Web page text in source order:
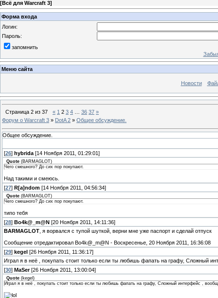
[Всё для Warcraft 3]
Форма входа
Логин:
Пароль:
запомнить
Меню сайта
Новости
Страница 2 из 37 « 1 2 3 4 36 37 »
Форум о Warcraft 3 » DotA 2 » Общее обсуждение.
Общее обсуждение.
[26] hybrida [14 Ноября 2011, 01:29:01]
Quote (BARMAGLOT)
Чего смешного? До сих пор покупают.
Над такими и смеюсь.
[27] R[a]ndom [14 Ноября 2011, 04:56:34]
Quote (BARMAGLOT)
Чего смешного? До сих пор покупают.
типо тебя
[28] Bo4k@_m@N [20 Ноября 2011, 14:11:36]
BARMAGLOT , я ворвался с тупой шуткой, верни мне уже паспорт и сделай отпуск
Сообщение отредактировал Bo4k@_m@N - Воскресенье, 20 Ноября 2011, 16:36:08
[29] kegel [26 Ноября 2011, 11:36:17]
Играл я в неё , покупать стоит только если ты любишь фапать на графу, Сложный
[30] MaSer[26 Ноября 2011, 13:00:04]
Quote (kegel )
Играл я в неё , покупать стоит только если ты любишь фапать на графу, Сложный интерфейс ,